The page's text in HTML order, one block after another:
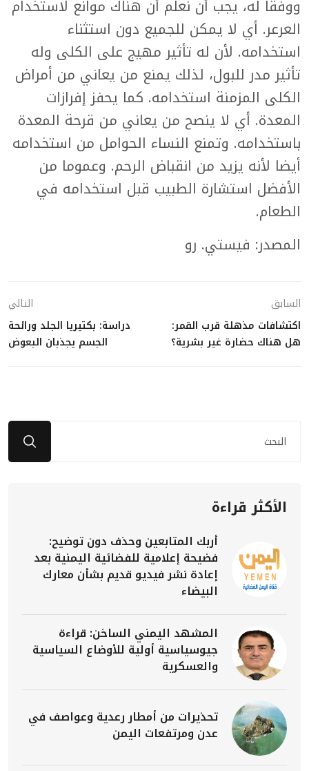
ووفقا له، يجب أن نعلم أن هناك موانع لاستخدام
العرعر. أي لا يمكن للجميع دون استثناء
استخدامه. لأن له تأثير مهيج على الكلى وله
تأثير مدر للبول، لذلك يمنع من يعاني من أمراض
الكلى المزمنة استخدامه. كما يحفز إفرازات
المعدة. أي لا ينصح من يعاني من قرحة المعدة
باستخدامه. وتمنع النساء الحوامل من استخدامه
أيضا لأنه يزيد من انقباض الرحم. وعموما من
الأفضل استشارة الطبيب قبل استخدامه في
الطعام.
المصدر: فيستي. رو
السابق
اكتشافات مذهلة قرب القمر:
هل هناك حضارة غير بشرية؟
التالي
دراسة: بكتيريا الجلد ورائحة
الجسم يجذبان البعوض
الأكثر قراءة
أربك المتابعين وحذف دون توضيح:
فضيحة إعلامية للفضائية اليمنية بعد
إعادة نشر فيديو قديم بشأن معارك
البيضاء
المشهد اليمني الساخن: قراءة
جيوسياسية أولية للأوضاع السياسية
والعسكرية
تحذيرات من أمطار رعدية وعواصف في
عدن ومرتفعات اليمن